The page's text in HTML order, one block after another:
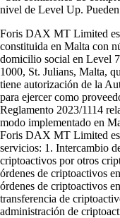
nivel de Level Up.
Foris DAX MT Limited es
constituida en Malta con
domicilio social en Level
1000, St. Julians, Malta,
tiene autorización de la
para ejercer como
Reglamento 2023/1114
modo implementado en
Foris DAX MT Limited
servicios: 1. Intercambio
criptoactivos por otros
órdenes de criptoactivos
órdenes de criptoactivos
transferencia de
administración de